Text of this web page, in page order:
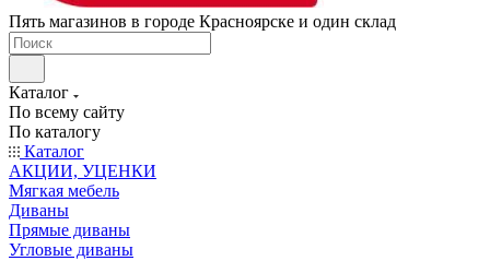
Пять магазинов в городе Красноярске и один склад
Каталог
По всему сайту
По каталогу
Каталог
АКЦИИ, УЦЕНКИ
Мягкая мебель
Диваны
Прямые диваны
Угловые диваны